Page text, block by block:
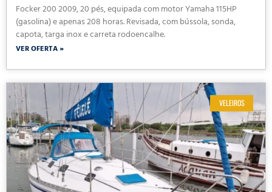
Focker 200 2009, 20 pés, equipada com motor Yamaha 115HP
(gasolina) e apenas 208 horas. Revisada, com bússola, sonda,
capota, targa inox e carreta rodoencalhe.
VER OFERTA »
VELEIROS